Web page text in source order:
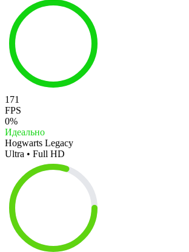
171
FPS
0%
Идеально
Hogwarts Legacy
Ultra • Full HD